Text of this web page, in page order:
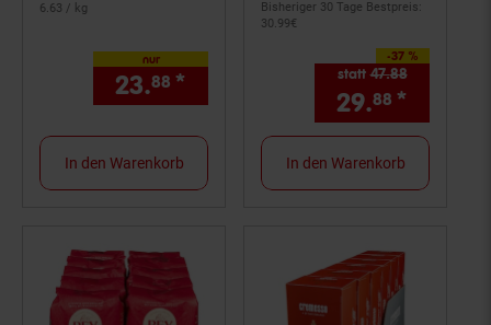
6.63 / kg
nur
23.88 * € Sternchen
In den Warenkorb
Bisheriger 30 Tage Bestpreis:
30.99€
-37 %
Sie Sparen 37 Prozent,
statt47.88Alter Preis:
29.88 *
In den Warenkorb